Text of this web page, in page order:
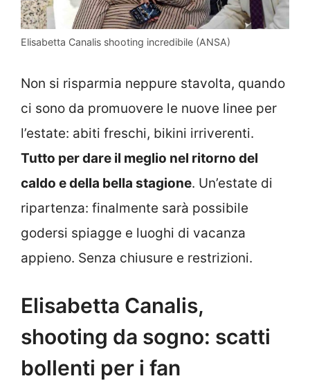
Elisabetta Canalis shooting incredibile (ANSA)
Non si risparmia neppure stavolta, quando
ci sono da promuovere le nuove linee per
l’estate: abiti freschi, bikini irriverenti.
Tutto per dare il meglio nel ritorno del
caldo e della bella stagione. Un’estate di
ripartenza: finalmente sarà possibile
godersi spiagge e luoghi di vacanza
appieno. Senza chiusure e restrizioni.
Elisabetta Canalis,
shooting da sogno: scatti
bollenti per i fan